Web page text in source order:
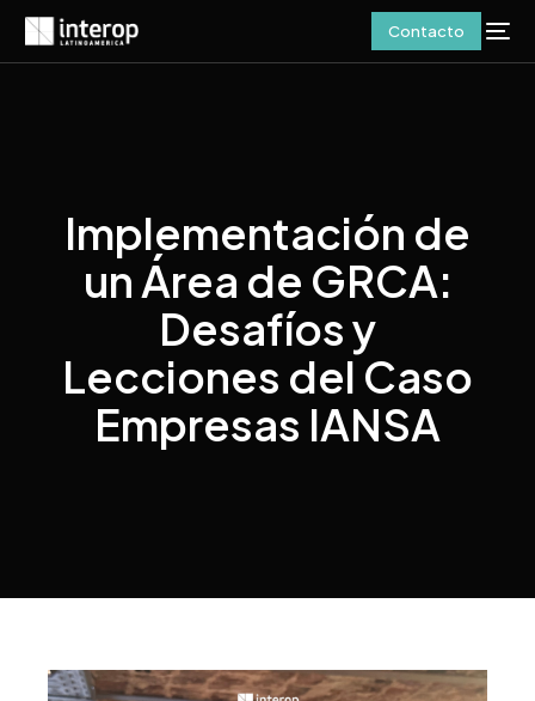
Contacto
Implementación de
un Área de GRCA:
Desafíos y
Lecciones del Caso
Empresas IANSA